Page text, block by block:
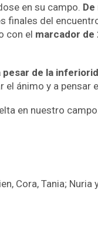
en su campo.
finales del
con el marcador de
de la
el ánimo y a pensar
en nuestro
Cora, Tania; Nuria